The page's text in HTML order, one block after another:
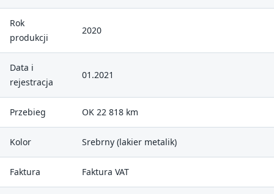
Rok
produkcji
2020
Data i
rejestracja
01.2021
Przebieg OK 22 818 km
Kolor Srebrny (lakier metalik)
Faktura Faktura VAT